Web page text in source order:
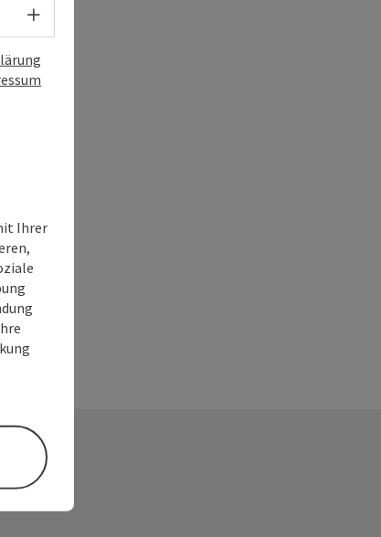
Sprachwahl - Menü öffnen
Ihrer